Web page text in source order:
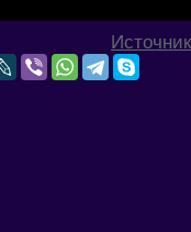
Источник